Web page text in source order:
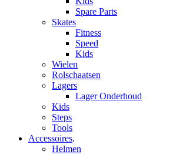
Spare Parts
Skates
Fitness
Speed
Kids
Wielen
Rolschaatsen
Lagers
Lager Onderhoud
Kids
Steps
Tools
Accessoires.
Helmen